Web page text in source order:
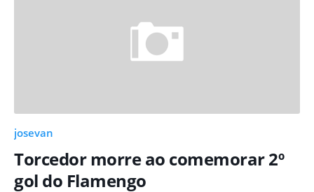
josevan
Torcedor morre ao comemorar 2º
gol do Flamengo